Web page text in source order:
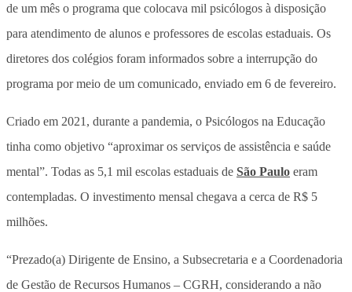
de um mês o programa que colocava mil psicólogos à disposição
para atendimento de alunos e professores de escolas estaduais. Os
diretores dos colégios foram informados sobre a interrupção do
programa por meio de um comunicado, enviado em 6 de fevereiro.
Criado em 2021, durante a pandemia, o Psicólogos na Educação
tinha como objetivo “aproximar os serviços de assistência e saúde
mental”. Todas as 5,1 mil escolas estaduais de São Paulo eram
contempladas. O investimento mensal chegava a cerca de R$ 5
milhões.
“Prezado(a) Dirigente de Ensino, a Subsecretaria e a Coordenadoria
de Gestão de Recursos Humanos – CGRH, considerando a não